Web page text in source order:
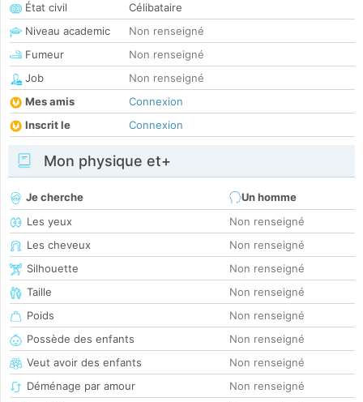
État civil
Célibataire
Niveau academic
Non renseigné
Fumeur
Non renseigné
Job
Non renseigné
Mes amis
Connexion
Inscrit le
Connexion
Mon physique et+
Je cherche
Un homme
Les yeux
Non renseigné
Les cheveux
Non renseigné
Silhouette
Non renseigné
Taille
Non renseigné
Poids
Non renseigné
Possède des enfants
Non renseigné
Veut avoir des enfants
Non renseigné
Déménage par amour
Non renseigné